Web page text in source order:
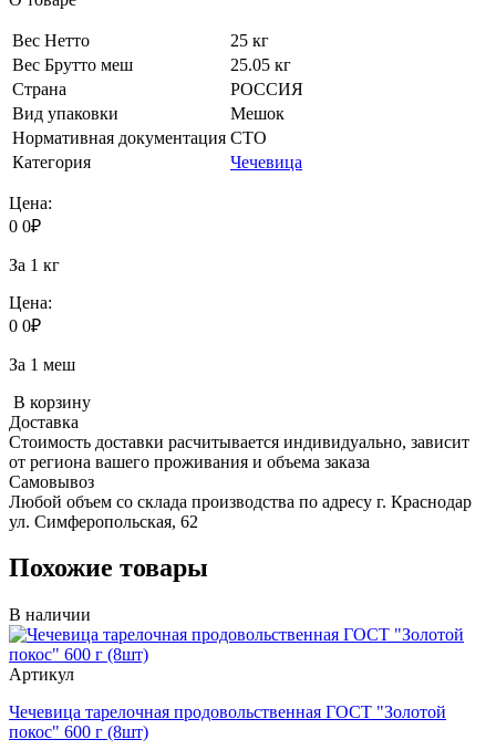
Вес Нетто
25 кг
Вес Брутто меш
25.05 кг
Страна
РОССИЯ
Вид упаковки
Мешок
Нормативная документация СТО
Категория
Чечевица
Цена:
0 0₽
За 1 кг
Цена:
0 0₽
За 1 меш
В корзину
Доставка
Стоимость доставки расчитывается индивидуально, зависит
от региона вашего проживания и объема заказа
Самовывоз
Любой объем со склада производства по адресу г. Краснодар
ул. Симферопольская, 62
Похожие товары
В наличии
Артикул
Чечевица тарелочная продовольственная ГОСТ "Золотой
покос" 600 г (8шт)